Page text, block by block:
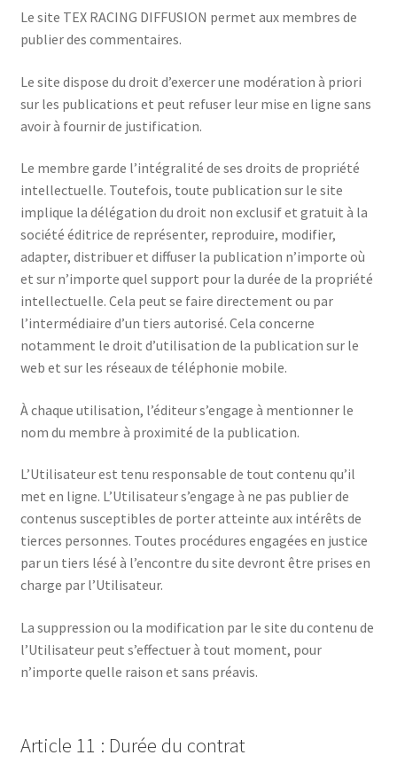
Le site TEX RACING DIFFUSION permet aux membres de
publier des commentaires.
Le site dispose du droit d’exercer une modération à priori
sur les publications et peut refuser leur mise en ligne sans
avoir à fournir de justification.
Le membre garde l’intégralité de ses droits de propriété
intellectuelle. Toutefois, toute publication sur le site
implique la délégation du droit non exclusif et gratuit à la
société éditrice de représenter, reproduire, modifier,
adapter, distribuer et diffuser la publication n’importe où
et sur n’importe quel support pour la durée de la propriété
intellectuelle. Cela peut se faire directement ou par
l’intermédiaire d’un tiers autorisé. Cela concerne
notamment le droit d’utilisation de la publication sur le
web et sur les réseaux de téléphonie mobile.
À chaque utilisation, l’éditeur s’engage à mentionner le
nom du membre à proximité de la publication.
L’Utilisateur est tenu responsable de tout contenu qu’il
met en ligne. L’Utilisateur s’engage à ne pas publier de
contenus susceptibles de porter atteinte aux intérêts de
tierces personnes. Toutes procédures engagées en justice
par un tiers lésé à l’encontre du site devront être prises en
charge par l’Utilisateur.
La suppression ou la modification par le site du contenu de
l’Utilisateur peut s’effectuer à tout moment, pour
n’importe quelle raison et sans préavis.
Article 11 : Durée du contrat